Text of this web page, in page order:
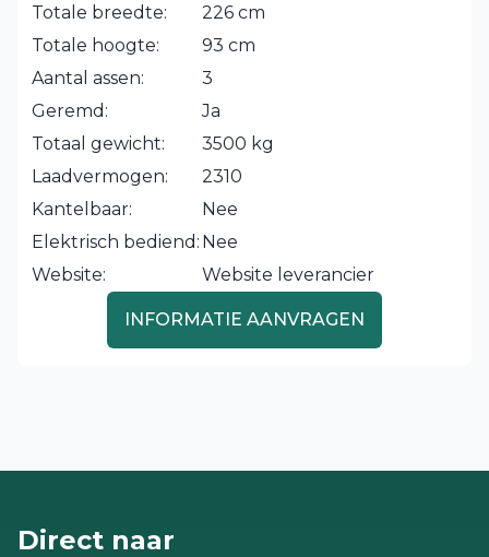
Totale breedte:
226 cm
Totale hoogte:
93 cm
Aantal assen:
3
Geremd:
Ja
Totaal gewicht:
3500 kg
Laadvermogen:
2310
Kantelbaar:
Nee
Elektrisch bediend: Nee
Website:
Website leverancier
INFORMATIE AANVRAGEN
Direct naar